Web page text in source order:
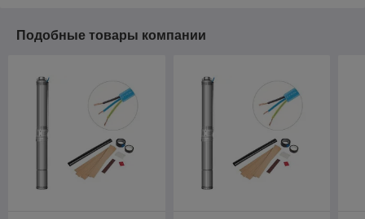
Подобные товары компании